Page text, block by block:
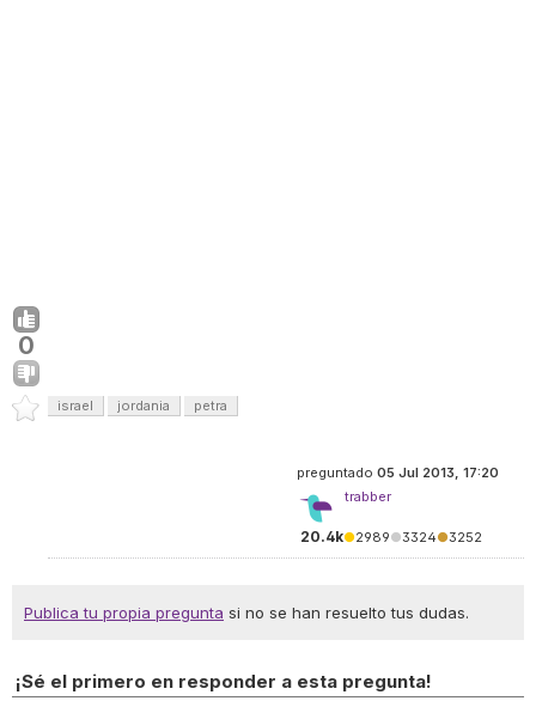
0
israel jordania petra
preguntado 05 Jul 2013, 17:20
trabber
20.4k●2989●3324●3252
Publica tu propia pregunta si no se han resuelto tus dudas.
¡Sé el primero en responder a esta pregunta!